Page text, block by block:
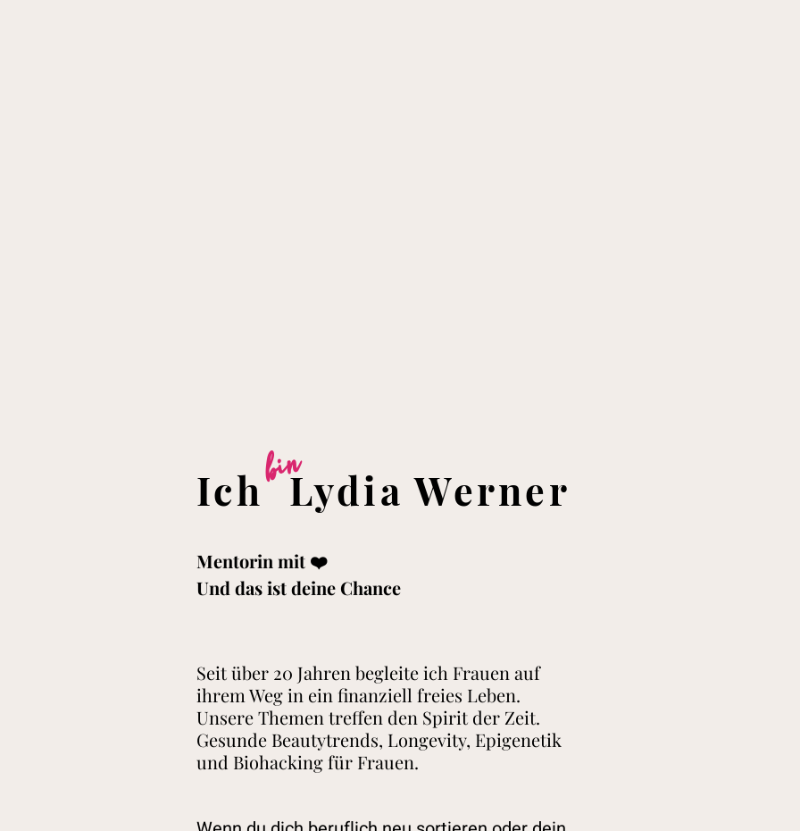
Ich Lydia Werner
bin
Mentorin mit ❤️
Und das ist deine Chance
Seit über 20 Jahren begleite ich Frauen auf
ihrem Weg in ein finanziell freies Leben.
Unsere Themen treffen den Spirit der Zeit.
Gesunde Beautytrends, Longevity, Epigenetik
und Biohacking für Frauen.